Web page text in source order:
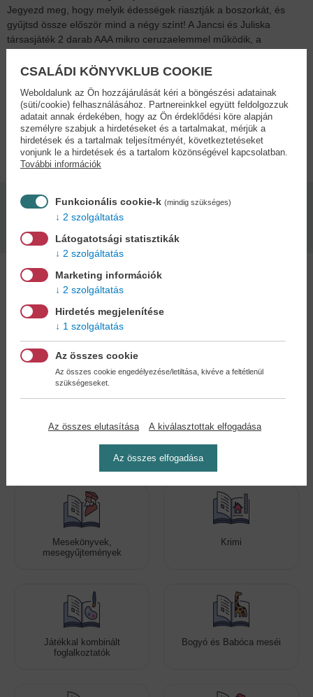
Jegyezd meg, hogy melyik édességek riasztják a boszorkát, és
gyűjtsd össze először mind a négy színt! A Jancsi és Juliska
társasjáték 2 darab AAA mikro ceruzaelemmel működik, a
társasjáték tartalma: 4 játékfigura, 1 mézeskalács házikó
pöcök.
Adatok
4 - 10 év
Kiadás dátuma:
Kedvenc kategóriák
Romantikus regények
Még több szórakoztató
Mesekönyvek,
mesegyűjtemények
Krimi
Játékkal kombinált
foglalkoztatók
Bogyó és Babóca meséi
CSALÁDI KÖNYVKLUB COOKIE
Weboldalunk az Ön hozzájárulását kéri a böngészési adatainak
(süti/cookie) felhasználásához. Partnereinkkel együtt feldolgozzuk
adatait annak érdekében, hogy az Ön érdeklődési köre alapján
személyre szabjuk a hirdetéseket és a tartalmakat, mérjük a
hirdetések és a tartalmak teljesítményét, következtetéseket
vonjunk le a hirdetések és a tartalom közönségével kapcsolatban.
További információk
Funkcionális cookie-k (mindig szükséges)
2 szolgáltatás
Látogatotsági statisztikák
2 szolgáltatás
Marketing információk
2 szolgáltatás
Hirdetés megjelenítése
1 szolgáltatás
Az összes cookie
Az összes cookie engedélyezése/letiltása, kivéve a feltétlenül
szükségeseket.
Az összes elutasítása A kiválasztottak elfogadása
Az összes elfogadása